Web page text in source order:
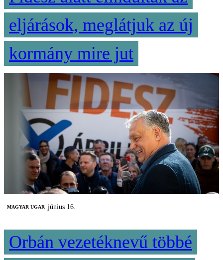
eljárások, meglátjuk az új
kormány mire jut
MAGYAR UGAR június 16.
Orbán vezetéknevű többé